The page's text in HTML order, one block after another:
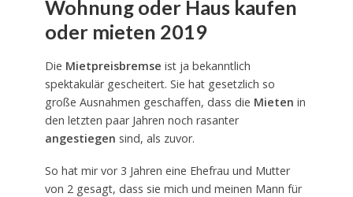
Wohnung oder Haus kaufen
oder mieten 2019
Die Mietpreisbremse ist ja bekanntlich
spektakulär gescheitert. Sie hat gesetzlich so
große Ausnahmen geschaffen, dass die Mieten in
den letzten paar Jahren noch rasanter
angestiegen sind, als zuvor.
So hat mir vor 3 Jahren eine Ehefrau und Mutter
von 2 gesagt, dass sie mich und meinen Mann für